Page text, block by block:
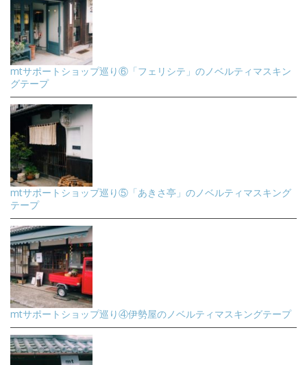
mtサポートショップ巡り⑥「フェリシテ」のノベルティマスキン
グテープ
mtサポートショップ巡り⑤「あきさ亭」のノベルティマスキング
テープ
mtサポートショップ巡り④伊勢屋のノベルティマスキングテープ